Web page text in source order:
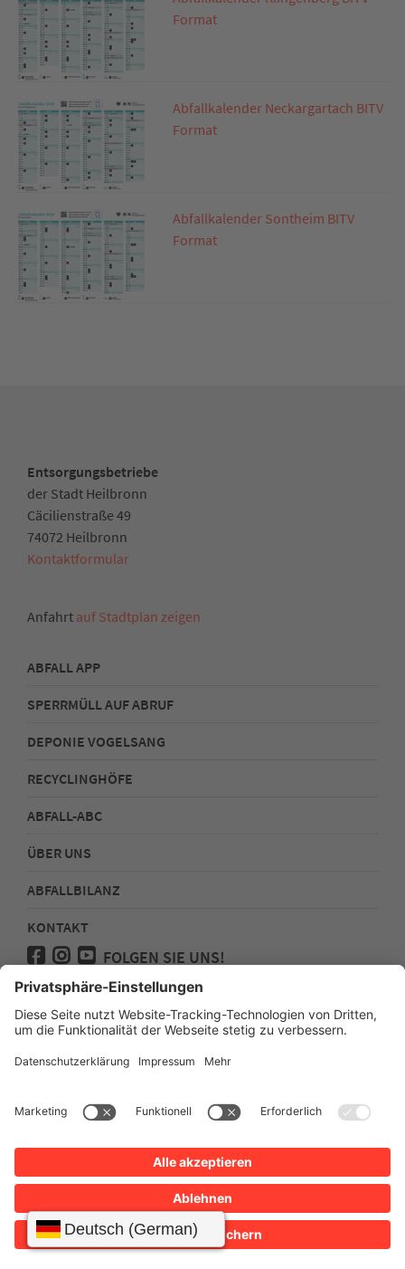
Format
Abfallkalender Neckargartach BITV
Format
Abfallkalender Sontheim BITV
Format
Entsorgungsbetriebe
der Stadt Heilbronn
Cäcilienstraße 49
74072 Heilbronn
Kontaktformular
Anfahrt auf Stadtplan zeigen
ABFALL APP
SPERRMÜLL AUF ABRUF
DEPONIE VOGELSANG
RECYCLINGHÖFE
ABFALL-ABC
ÜBER UNS
ABFALLBILANZ
KONTAKT
FOLGEN SIE UNS!
Medienanfragen
Impressum
Datenschutz
Erklärung zur Barrierefreiheit Webseite